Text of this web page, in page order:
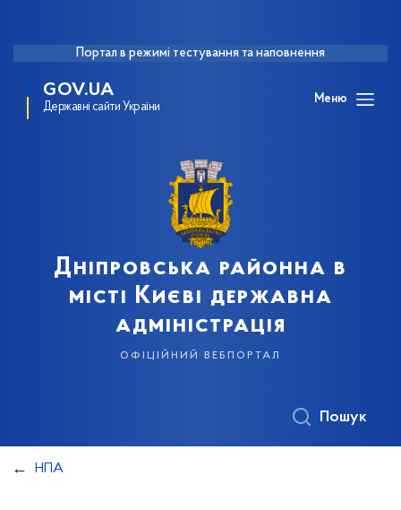
Портал в режимі тестування та наповнення
GOV.UA
Державні сайти України
Меню
Дніпровська районна в
місті Києві державна
адміністрація
офіційний вебпортал
Пошук
НПА